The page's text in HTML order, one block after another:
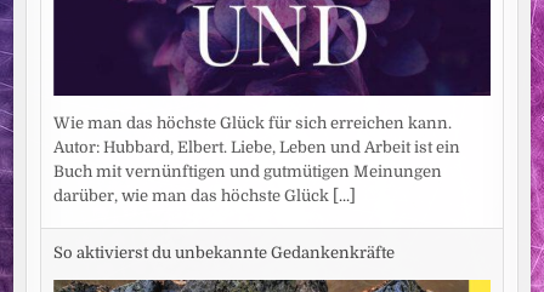
Wie man das höchste Glück für sich erreichen kann.
Autor: Hubbard, Elbert. Liebe, Leben und Arbeit ist ein
Buch mit vernünftigen und gutmütigen Meinungen
darüber, wie man das höchste Glück [...]
So aktivierst du unbekannte Gedankenkräfte